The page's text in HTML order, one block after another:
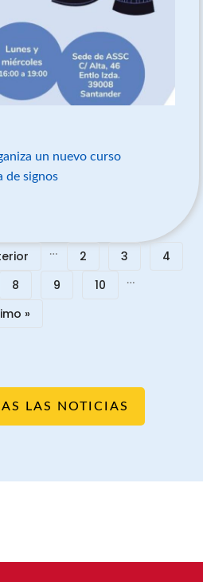
un nuevo curso
de signos
… Página
2 Página
3 Página
4
Página
8 Página
9 Página
10 …
»
LAS NOTICIAS